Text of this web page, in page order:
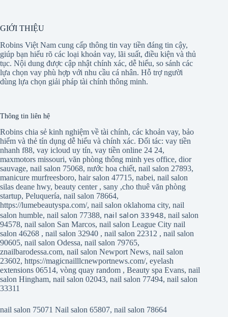
GIỚI THIỆU
Robins Việt Nam cung cấp thông tin vay tiền đáng tin cậy,
giúp bạn hiểu rõ các loại khoản vay, lãi suất, điều kiện và thủ
tục. Nội dung được cập nhật chính xác, dễ hiểu, so sánh các
lựa chọn vay phù hợp với nhu cầu cá nhân. Hỗ trợ người
dùng lựa chọn giải pháp tài chính thông minh.
Thông tin liên hệ
Robins chia sẻ kinh nghiệm về tài chính, các khoản vay, bảo
hiểm và thẻ tín dụng dễ hiểu và chính xác. Đối tác: vay tiền
nhanh f88, vay icloud uy tín, vay tiền online 24 24,
maxmotors missouri, văn phòng thông minh yes office, dior
sauvage, nail salon 75068, nước hoa chiết, nail salon 27893,
manicure murfreesboro, hair salon 47715, nabei, nail salon
silas deane hwy, beauty center, sany ,cho thuê văn phòng
startup, Peluquería, nail salon 78664,
https://lumebeautyspa.com/, nail salon oklahoma city, nail
salon humble, nail salon 77388, nail salon 33948,nail salon
94578, nail salon San Marcos, nail salon League City nail
salon 46268 , nail salon 32940 , nail salon 22312 , nail salon
90605, nail salon Odessa, nail salon 79765,
znailbarodessa.com, nail salon Newport News, nail salon
23602, https://magicnailllcnewportnews.com/, eyelash
extensions 06514, vòng quay random , Beauty spa Evans, nail
salon Hingham, nail salon 02043, nail salon 77494, nail salon
33311
nail salon 75071 Nail salon 65807, nail salon 78664